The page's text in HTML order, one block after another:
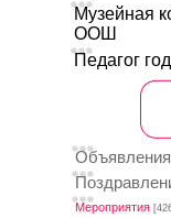
Музейная
ООШ
Педагог
Объявления
Мероприятия